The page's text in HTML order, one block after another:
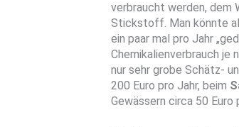
verbraucht werden, dem
Stickstoff. Man könnte
ein paar mal pro Jahr
Chemikalienverbrauch
nur sehr grobe Schätz-
200 Euro pro Jahr, beim
Gewässern circa 50 Euro